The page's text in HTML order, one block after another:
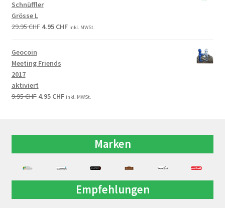
Schnüffler
Grösse L
29.95CHF 4.95 CHF inkl. MWSt.
Geocoin
Meeting Friends
2017
aktiviert
9.95CHF 4.95 CHF inkl. MWSt.
Marken
Empfehlungen